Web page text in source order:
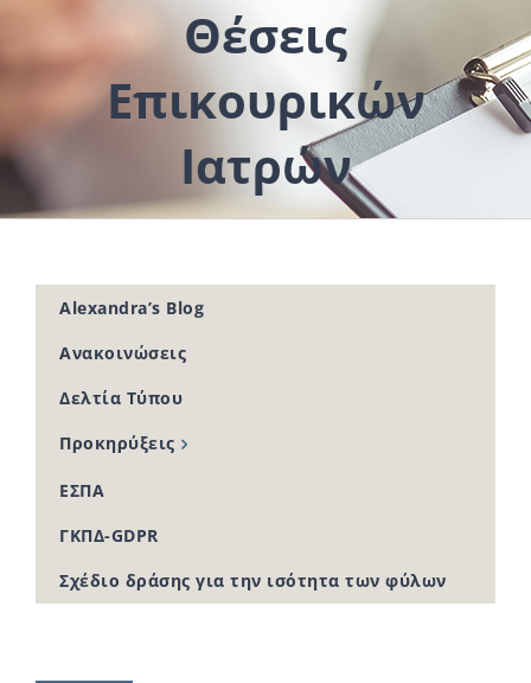
Θέσεις
Επικουρικών
Ιατρών
Alexandra’s Blog
Ανακοινώσεις
Δελτία Τύπου
Προκηρύξεις
ΕΣΠΑ
ΓΚΠΔ-GDPR
Σχέδιο δράσης για την ισότητα των φύλων